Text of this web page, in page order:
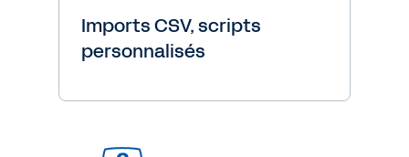
Imports CSV, scripts
personnalisés